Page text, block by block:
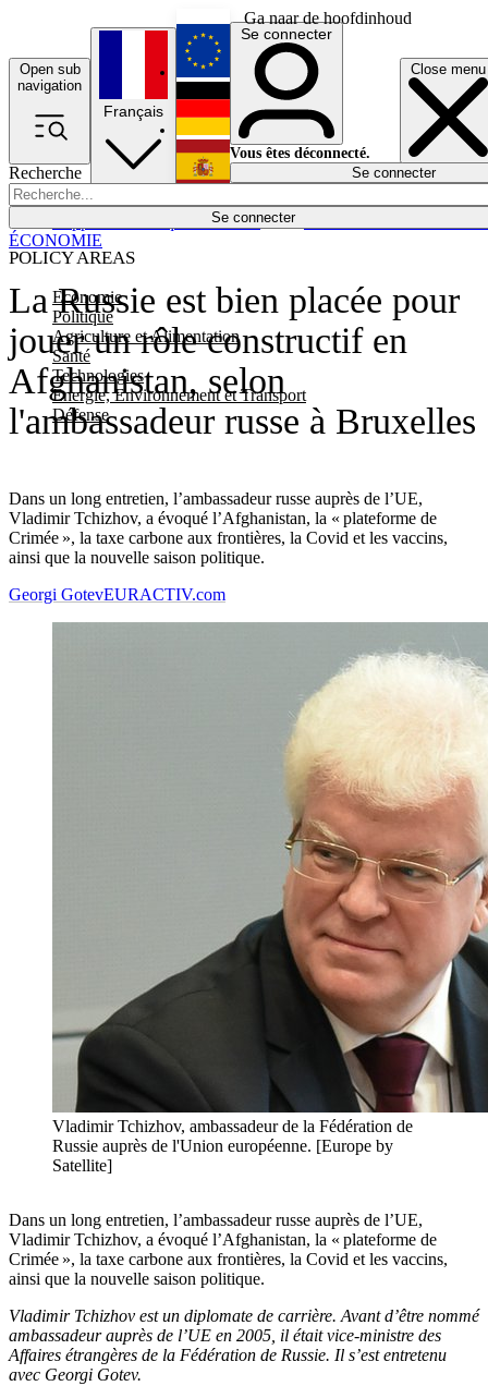
Ga naar de hoofdinhoud
Open sub
navigation
Close menu
Recherche
Se connecter
POLICY AREAS
Economie
Politique
Agriculture et Alimentation
Santé
Technologies
Energie, Environnement et Transport
Défense
Économie
Français
English
Deutsch
Español
Se connecter
Vous êtes déconnecté.
Se connecter
La Russie est bien placée pour
jouer un rôle constructif en
Afghanistan, selon
l'ambassadeur russe à Bruxelles
Dans un long entretien, l’ambassadeur russe auprès de l’UE,
Vladimir Tchizhov, a évoqué l’Afghanistan, la « plateforme de
Crimée », la taxe carbone aux frontières, la Covid et les vaccins,
ainsi que la nouvelle saison politique.
ÉCONOMIE
Georgi GotevEURACTIV.com
Vladimir Tchizhov, ambassadeur de la Fédération de
Russie auprès de l'Union européenne. [Europe by
Satellite]
Dans un long entretien, l’ambassadeur russe auprès de l’UE,
Vladimir Tchizhov, a évoqué l’Afghanistan, la « plateforme de
Crimée », la taxe carbone aux frontières, la Covid et les vaccins,
ainsi que la nouvelle saison politique.
Vladimir Tchizhov est un diplomate de carrière. Avant d’être nommé
ambassadeur auprès de l’UE en 2005, il était vice-ministre des
Affaires étrangères de la Fédération de Russie. Il s’est entretenu
avec Georgi Gotev.